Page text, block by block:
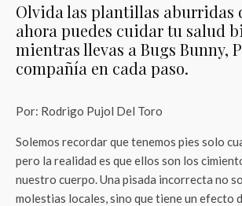
Olvida las plantillas aburridas
ahora puedes cuidar tu salud
mientras llevas a Bugs Bunny,
compañía en cada paso.
Por: Rodrigo Pujol Del Toro
Solemos recordar que tenemos pies solo
pero la realidad es que ellos son los
nuestro cuerpo. Una pisada incorrecta no
molestias locales, sino que tiene un efecto